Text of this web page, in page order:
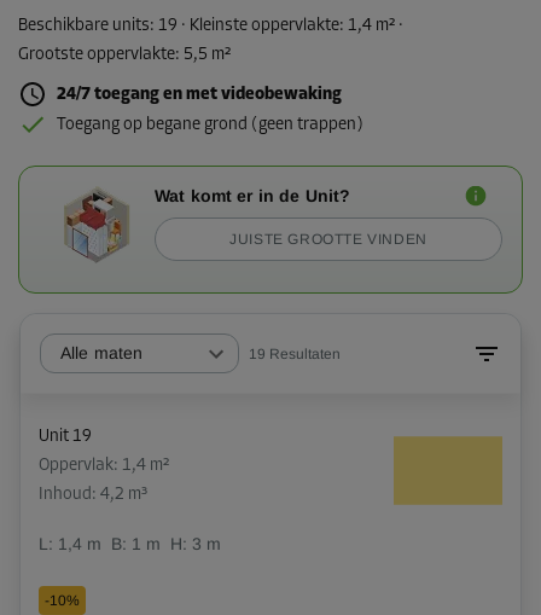
Beschikbare units: 19 · Kleinste oppervlakte: 1,4 m² ·
Grootste oppervlakte: 5,5 m²
24/7 toegang en met videobewaking
Toegang op begane grond (geen trappen)
Wat komt er in de Unit?
JUISTE GROOTTE VINDEN
Alle maten 19 Resultaten
Unit 19
Oppervlak: 1,4 m²
Inhoud: 4,2 m³
L: 1,4 m B: 1 m H: 3 m
-10%